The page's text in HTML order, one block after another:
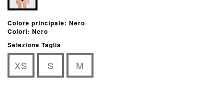
Colore principale: Nero
Colori: Nero
Seleziona Taglia
XS S M